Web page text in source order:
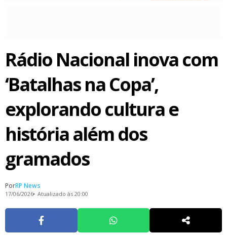
Rádio Nacional inova com
‘Batalhas na Copa’,
explorando cultura e
história além dos
gramados
PorRP News
17/06/2026 Atualizado às 20:00